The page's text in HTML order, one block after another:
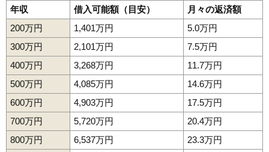
年収
借入可能額（目安）
月々の返済額
200万円
1,401万円
5.0万円
300万円
2,101万円
7.5万円
400万円
3,268万円
11.7万円
500万円
4,085万円
14.6万円
600万円
4,903万円
17.5万円
700万円
5,720万円
20.4万円
800万円
6,537万円
23.3万円